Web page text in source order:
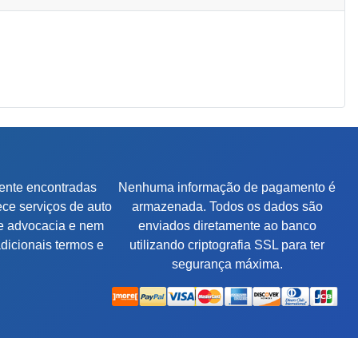
encontradas
serviços de auto
advocacia e nem
termos e
Nenhuma informação de pagamento é
armazenada. Todos os dados são
enviados diretamente ao banco
utilizando criptografia SSL para ter
segurança máxima.